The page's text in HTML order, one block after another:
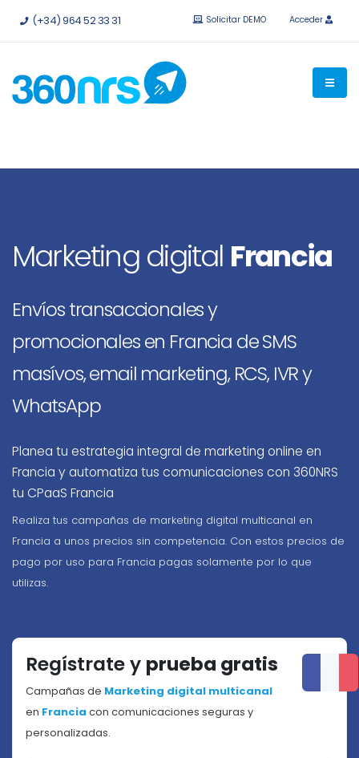
Pruébalo gratis sin compromiso. API e integraciones
(+34) 964 52 33 31 Solicitar DEMO Acceder
Marketing digital Francia
Envíos transaccionales y
promocionales en Francia de SMS
masívos, email marketing, RCS, IVR y
WhatsApp
Planea tu estrategia integral de marketing online en
Francia y automatiza tus comunicaciones con 360NRS
tu CPaaS Francia
Realiza tus campañas de marketing digital multicanal en
Francia a unos precios sin competencia. Con estos precios de
pago por uso para Francia pagas solamente por lo que
utilizas.
Regístrate y prueba gratis
Campañas de Marketing digital multicanal
en Francia con comunicaciones seguras y
personalizadas.